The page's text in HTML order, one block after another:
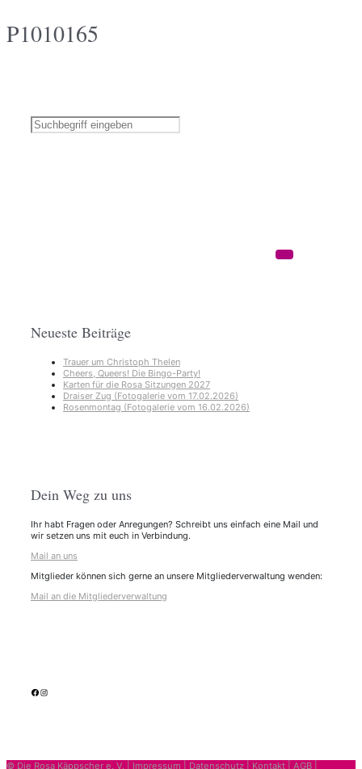
P1010165
Neueste Beiträge
Trauer um Christoph Thelen
Cheers, Queers! Die Bingo-Party!
Karten für die Rosa Sitzungen 2027
Draiser Zug (Fotogalerie vom 17.02.2026)
Rosenmontag (Fotogalerie vom 16.02.2026)
Dein Weg zu uns
Ihr habt Fragen oder Anregungen? Schreibt uns einfach eine Mail und
wir setzen uns mit euch in Verbindung.
Mail an uns
Mitglieder können sich gerne an unsere Mitgliederverwaltung wenden:
Mail an die Mitgliederverwaltung
facebook
Instagram
© Die Rosa Käppscher e. V. | Impressum Datenschutz Kontakt AGB